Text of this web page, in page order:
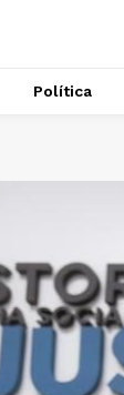
Política